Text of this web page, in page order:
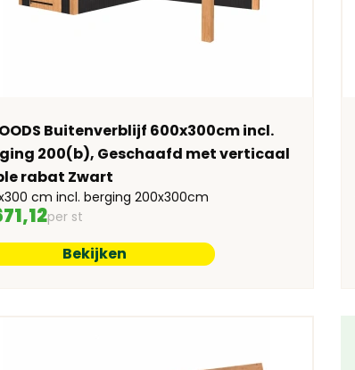
Buitenverblijf 600x300cm incl.
200(b), Geschaafd met verticaal
rabat Zwart
cm incl. berging 200x300cm
per st
Bekijken